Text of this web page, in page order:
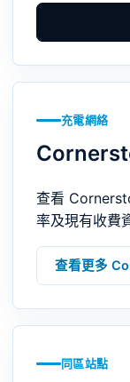
充電網絡
查看
率及現有收費
查看更多
同區站點